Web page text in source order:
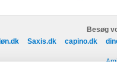
Besøg
Saxis.dk capino.dk